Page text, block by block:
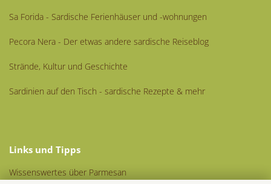
Sa Forida - Sardische Ferienhäuser und -wohnungen
Pecora Nera - Der etwas andere sardische Reiseblog
Strände, Kultur und Geschichte
Sardinien auf den Tisch - sardische Rezepte & mehr
Links und Tipps
Wissenswertes über Parmesan